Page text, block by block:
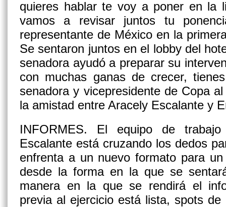
quieres hablar te voy a poner en la
vamos a revisar juntos tu
representante de México en la
Se sentaron juntos en el lobby del
senadora ayudó a preparar su
con muchas ganas de crecer,
senadora y vicepresidente de Copa
la amistad entre Aracely Escalante y
INFORMES. El equipo de
Escalante está cruzando los dedos
enfrenta a un nuevo formato para
desde la forma en la que se
manera en la que se rendirá el
previa al ejercicio está lista, spots